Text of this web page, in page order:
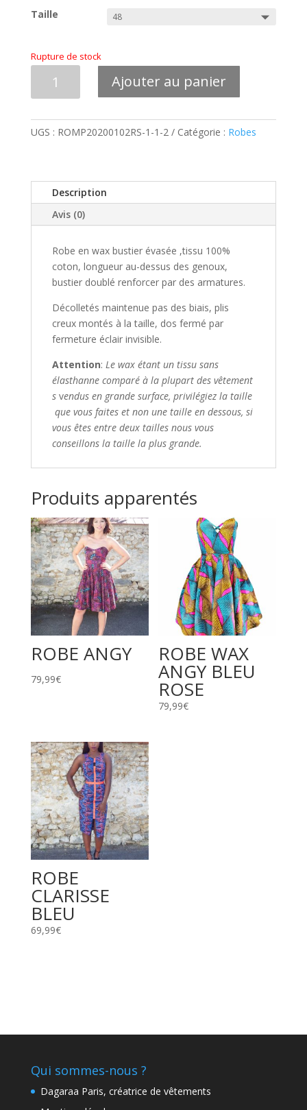
Taille
Rupture de stock
BUSTIER
WAX
pattes
Ajouter au panier
UGS : ROMP20200102RS-1-1-2 Catégorie : Robes
Description
Avis (0)
Robe en wax bustier évasée ,tissu 100%
coton, longueur au-dessus des genoux,
bustier doublé renforcer par des armatures.
Décolletés maintenue pas des biais, plis
creux montés à la taille, dos fermé par
fermeture ​éclair invisible.
Attention: Le wax étant un tissu sans
élasthanne comparé à la plupart des vêtement
s ​vendus en grande surface, privilégiez la taille​
que vous faites et non une taille en dessous, si
vous êtes entre deux tailles nous vous
conseillonsla taille la plus grande.
Produits apparentés
ROBE ANGY
79,99€
ROBE WAX
ANGY BLEU
ROSE
79,99€
ROBE
CLARISSE
BLEU
69,99€
Qui sommes-nous ?
Dagaraa Paris, créatrice de vêtements